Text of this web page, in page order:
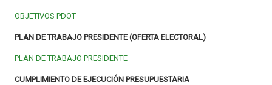
OBJETIVOS PDOT
PLAN DE TRABAJO PRESIDENTE (OFERTA ELECTORAL)
PLAN DE TRABAJO PRESIDENTE
CUMPLIMIENTO DE EJECUCIÓN PRESUPUESTARIA